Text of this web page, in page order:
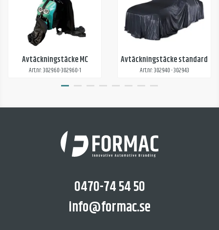
Avtäckningstäcke MC
Art.nr: 302960-302960-1
Avtäckningstäcke standard
Art.nr: 302940 - 302943
0470-74 54 50
info@formac.se